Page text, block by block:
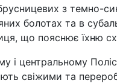
з темно-
болотах та в
що пояснює їхню
і центральному
свіжими та